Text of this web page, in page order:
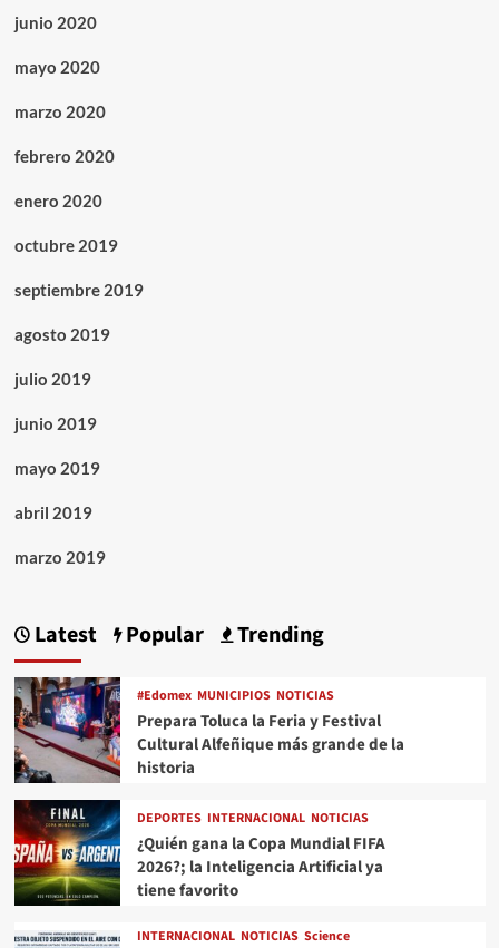
junio 2020
mayo 2020
marzo 2020
febrero 2020
enero 2020
octubre 2019
septiembre 2019
agosto 2019
julio 2019
junio 2019
mayo 2019
abril 2019
marzo 2019
Latest Popular Trending
#Edomex MUNICIPIOS NOTICIAS
Prepara Toluca la Feria y Festival
Cultural Alfeñique más grande de la
historia
DEPORTES INTERNACIONAL NOTICIAS
¿Quién gana la Copa Mundial FIFA
2026?; la Inteligencia Artificial ya
tiene favorito
INTERNACIONAL NOTICIAS Science